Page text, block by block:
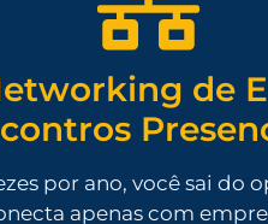
de
por ano, você sai do
apenas com